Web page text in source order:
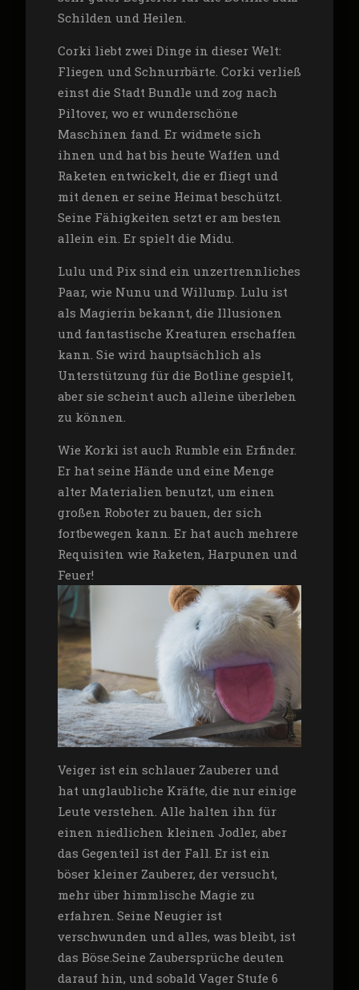
Schilden und Heilen.
Corki liebt zwei Dinge in dieser Welt:
Fliegen und Schnurrbärte. Corki verließ
einst die Stadt Bundle und zog nach
Piltover, wo er wunderschöne
Maschinen fand. Er widmete sich
ihnen und hat bis heute Waffen und
Raketen entwickelt, die er fliegt und
mit denen er seine Heimat beschützt.
Seine Fähigkeiten setzt er am besten
allein ein. Er spielt die Midu.
Lulu und Pix sind ein unzertrennliches
Paar, wie Nunu und Willump. Lulu ist
als Magierin bekannt, die Illusionen
und fantastische Kreaturen erschaffen
kann. Sie wird hauptsächlich als
Unterstützung für die Botline gespielt,
aber sie scheint auch alleine überleben
zu können.
Wie Korki ist auch Rumble ein Erfinder.
Er hat seine Hände und eine Menge
alter Materialien benutzt, um einen
großen Roboter zu bauen, der sich
fortbewegen kann. Er hat auch mehrere
Requisiten wie Raketen, Harpunen und
Feuer!
Veiger ist ein schlauer Zauberer und
hat unglaubliche Kräfte, die nur einige
Leute verstehen. Alle halten ihn für
einen niedlichen kleinen Jodler, aber
das Gegenteil ist der Fall. Er ist ein
böser kleiner Zauberer, der versucht,
mehr über himmlische Magie zu
erfahren. Seine Neugier ist
verschwunden und alles, was bleibt, ist
das Böse.Seine Zaubersprüche deuten
darauf hin, und sobald Vager Stufe 6